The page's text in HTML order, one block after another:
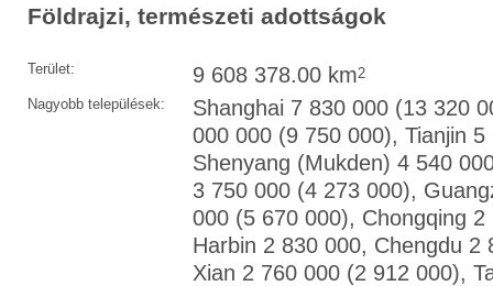
Földrajzi, természeti adottságok
Terület: 9 608 378.00 km2
Nagyobb települések:
Shanghai 7 830 000 (13 320
000 000 (9 750 000), Tianjin
Shenyang (Mukden) 4 540
3 750 000 (4 273 000),
000 (5 670 000), Chongqing
Harbin 2 830 000, Chengdu 2
Xian 2 760 000 (2 912 000),